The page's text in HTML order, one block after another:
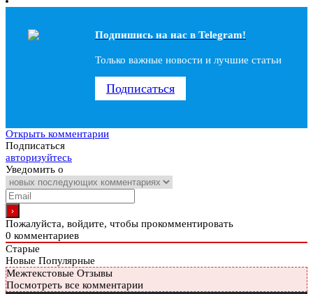
Подпишись на наc в Telegram!
Только важные новости и лучшие статьи
Подписаться
Открыть комментарии
Подписаться
авторизуйтесь
Уведомить о
Пожалуйста, войдите, чтобы прокомментировать
0 комментариев
Старые
Новые Популярные
Межтекстовые Отзывы
Посмотреть все комментарии